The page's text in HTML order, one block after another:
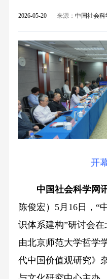
2026-05-20 来源： 中国社会科
开
中国社会科学网
陈俊宏）5月16日，“
识体系建构”研讨会在
由北京师范大学哲学
代中国价值观研究》